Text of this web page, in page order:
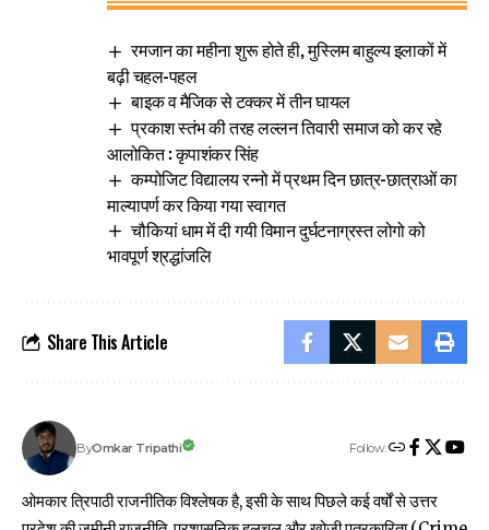
रमजान का महीना शुरू होते ही, मुस्लिम बाहुल्य इलाकों में
बढ़ी चहल-पहल
बाइक व मैजिक से टक्कर में तीन घायल
प्रकाश स्तंभ की तरह लल्लन तिवारी समाज को कर रहे
आलोकित : कृपाशंकर सिंह
कम्पोजिट विद्यालय रन्नो में प्रथम दिन छात्र-छात्राओं का
माल्यापर्ण कर किया गया स्वागत
चौकियां धाम में दी गयी विमान दुर्घटनाग्रस्त लोगो को
भावपूर्ण श्रद्धांजलि
Share This Article
ByOmkar Tripathi Follow:
ओमकार त्रिपाठी राजनीतिक विश्लेषक है, इसी के साथ पिछले कई वर्षों से उत्तर